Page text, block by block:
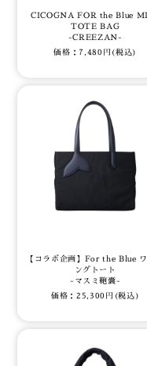
CICOGNA FOR the Blue
TOTE BAG
-CREEZAN-
価格：7,480円(税込)
【コラボ企画】For the Blue
ングトート
-マスミ鞄嚢-
価格：25,300円(税込)